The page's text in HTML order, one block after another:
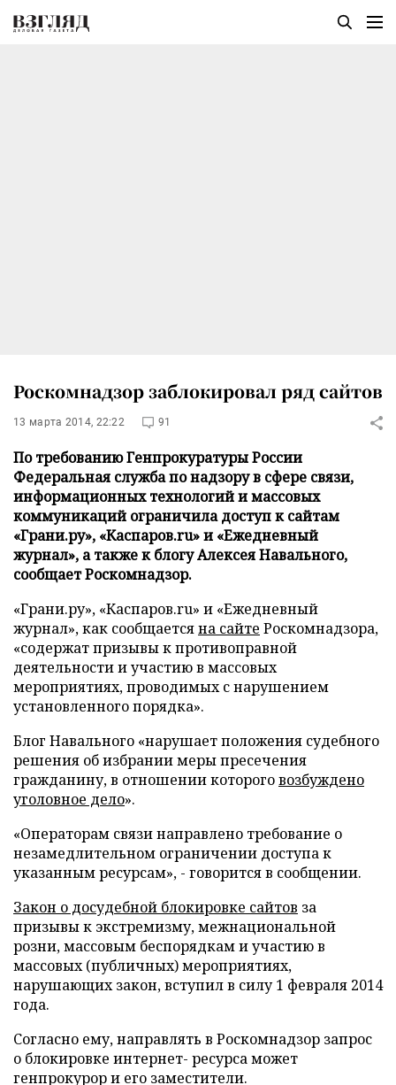
Роскомнадзор заблокировал ряд сайтов
13 марта 2014, 22:22 91
По требованию Генпрокуратуры России
Федеральная служба по надзору в сфере связи,
информационных технологий и массовых
коммуникаций ограничила доступ к сайтам
«Грани.ру», «Каспаров.ru» и «Ежедневный
журнал», а также к блогу Алексея Навального,
сообщает Роскомнадзор.
«Грани.ру», «Каспаров.ru» и «Ежедневный
журнал», как сообщаетсяна сайте Роскомнадзора,
«содержат призывы к противоправной
деятельности и участию в массовых
мероприятиях, проводимых с нарушением
установленного порядка».
Блог Навального «нарушает положения судебного
решения об избрании меры пресечения
гражданину, в отношении котороговозбуждено
уголовное дело».
«Операторам связи направлено требование о
незамедлительном ограничении доступа к
указанным ресурсам», - говорится в сообщении.
Закон о досудебной блокировке сайтов за
призывы к экстремизму, межнациональной
розни, массовым беспорядкам и участию в
массовых (публичных) мероприятиях,
нарушающих закон, вступил в силу 1 февраля 2014
года.
Согласно ему, направлять в Роскомнадзор запрос
о блокировке интернет- ресурса может
генпрокурор и его заместители.